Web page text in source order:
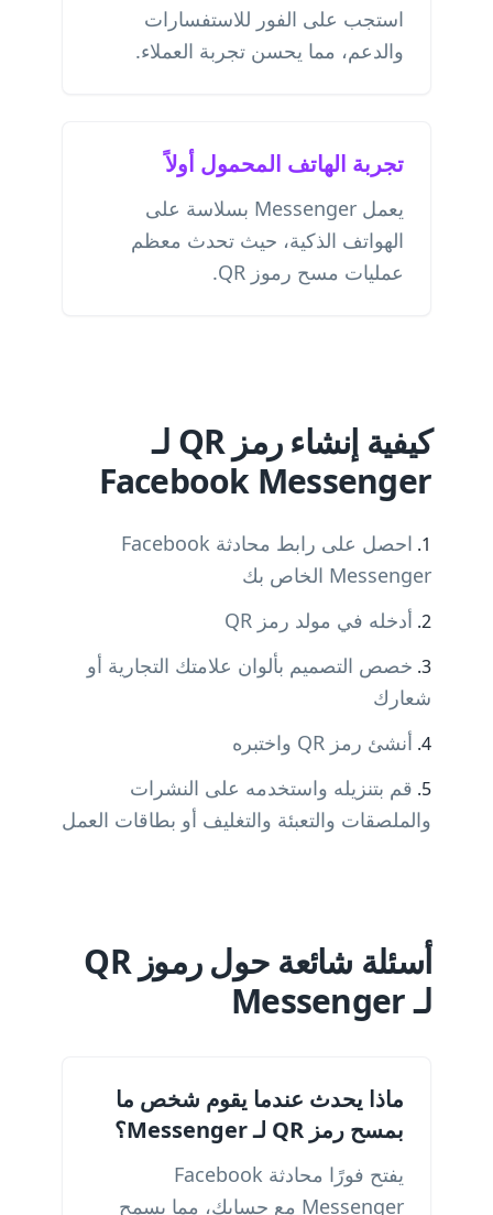
استجب على الفور للاستفسارات
والدعم، مما يحسن تجربة العملاء.
تجربة الهاتف المحمول أولاً
يعمل Messenger بسلاسة على
الهواتف الذكية، حيث تحدث معظم
عمليات مسح رموز QR.
كيفية إنشاء رمز QR لـ
Facebook Messenger
احصل على رابط محادثة Facebook
Messenger الخاص بك
أدخله في مولد رمز QR
خصص التصميم بألوان علامتك التجارية أو
شعارك
أنشئ رمز QR واختبره
قم بتنزيله واستخدمه على النشرات
والملصقات والتعبئة والتغليف أو بطاقات العمل
أسئلة شائعة حول رموز QR
لـ Messenger
ماذا يحدث عندما يقوم شخص ما
بمسح رمز QR لـ Messenger؟
يفتح فورًا محادثة Facebook
Messenger مع حسابك، مما يسمح